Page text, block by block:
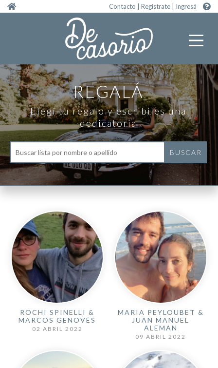
Pasar al contenido principal Contacto Registrate Ingresá
ROCHI SPINELLI &
MARCOS GENOVÉS
02 ABRIL 2022
MARIA PEYLOUBET &
JUAN MANUEL
ALEMAN
09 ABRIL 2022